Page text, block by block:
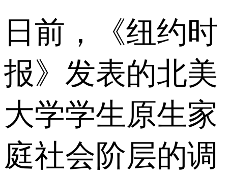
日前，《纽约时
报》发表的北美
大学学生原生家
庭社会阶层的调